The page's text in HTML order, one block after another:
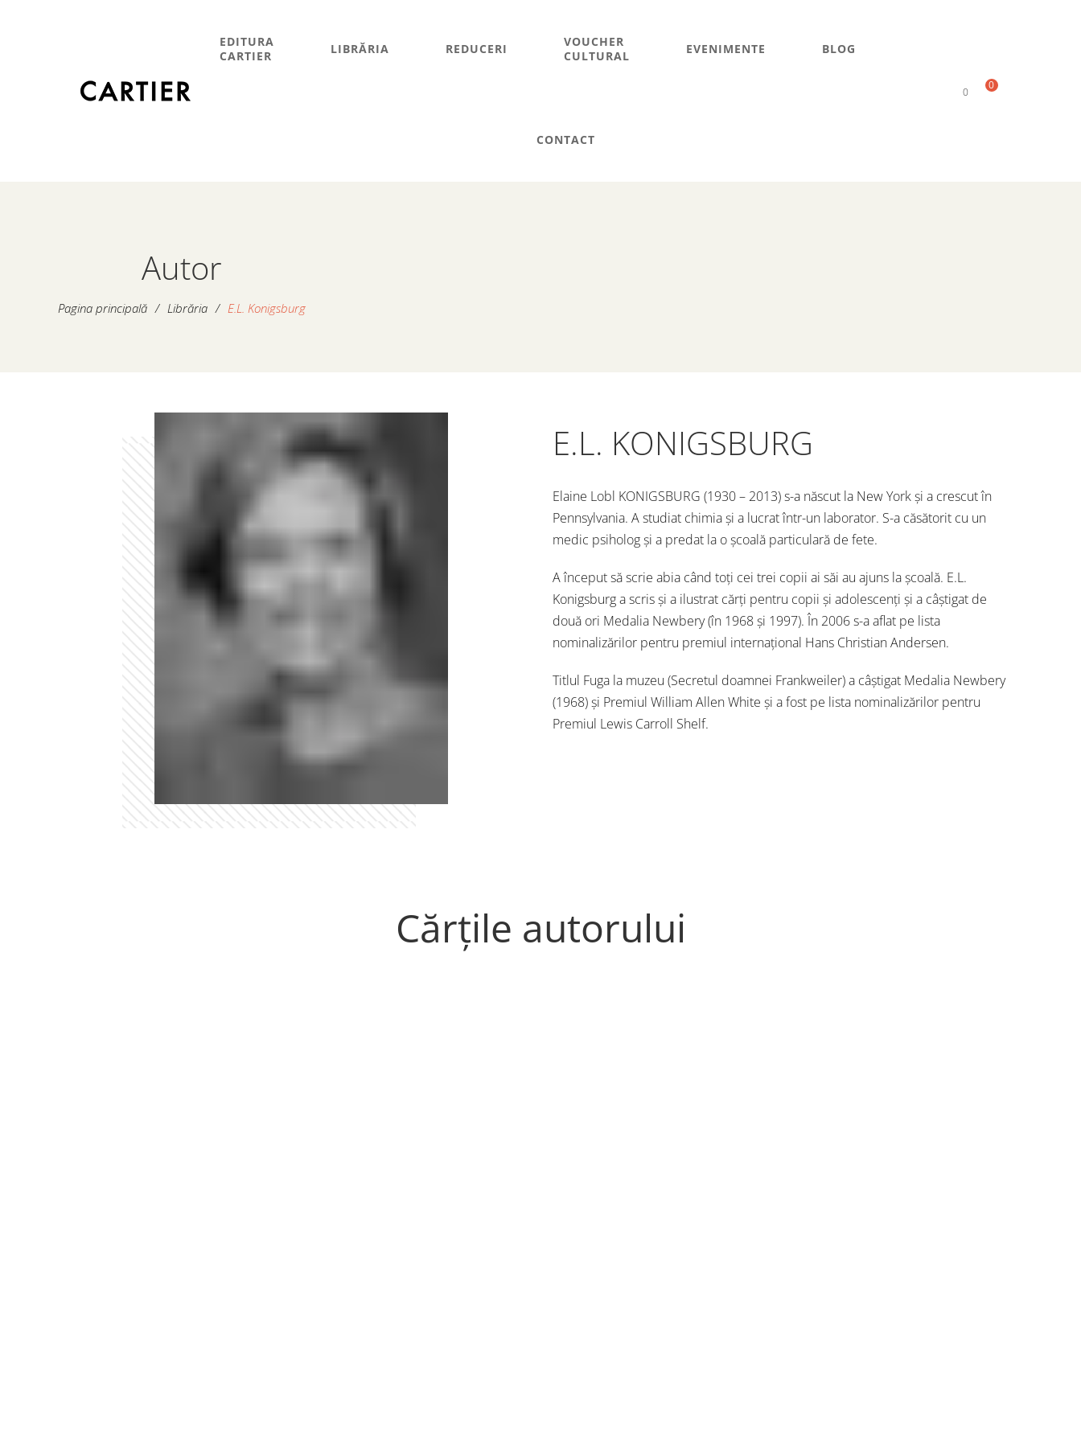
EDITURA
CARTIER
LIBRĂRIA REDUCERI
VOUCHER
CULTURAL
EVENIMENTE BLOG
CONTACT
0
0
Autor
Pagina principală / Librăria / E.L. Konigsburg
E.L. KONIGSBURG
Elaine Lobl KONIGSBURG (1930 – 2013) s-a născut la New York şi a crescut în
Pennsylvania. A studiat chimia şi a lucrat într-un laborator. S-a căsătorit cu un
medic psiholog şi a predat la o şcoală particulară de fete.
A început să scrie abia când toţi cei trei copii ai săi au ajuns la şcoală. E.L.
Konigsburg a scris şi a ilustrat cărţi pentru copii şi adolescenţi şi a câştigat de
două ori Medalia Newbery (în 1968 şi 1997). În 2006 s-a aflat pe lista
nominalizărilor pentru premiul internaţional Hans Christian Andersen.
Titlul Fuga la muzeu (Secretul doamnei Frankweiler) a câştigat Medalia Newbery
(1968) şi Premiul William Allen White şi a fost pe lista nominalizărilor pentru
Premiul Lewis Carroll Shelf.
Cărțile autorului